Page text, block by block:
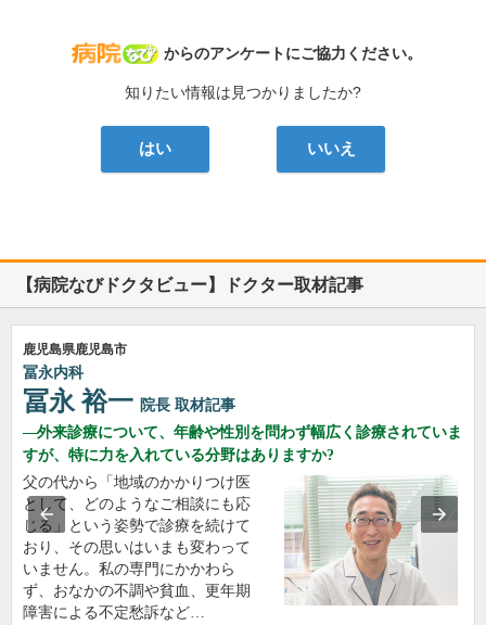
病院なび
からのアンケートにご協力ください。
知りたい情報は見つかりましたか?
はい いいえ
【病院なびドクタビュー】ドクター取材記事
鹿児島県鹿児島市
冨永内科
冨永 裕一 院長 取材記事
外来診療について、年齢や性別を問わず幅広く診療されていま
すが、特に力を入れている分野はありますか?
父の代から「地域のかかりつけ医
として、どのようなご相談にも応
じる」という姿勢で診療を続けて
おり、その思いはいまも変わって
いません。私の専門にかかわら
ず、おなかの不調や貧血、更年期
障害による不定愁訴など…